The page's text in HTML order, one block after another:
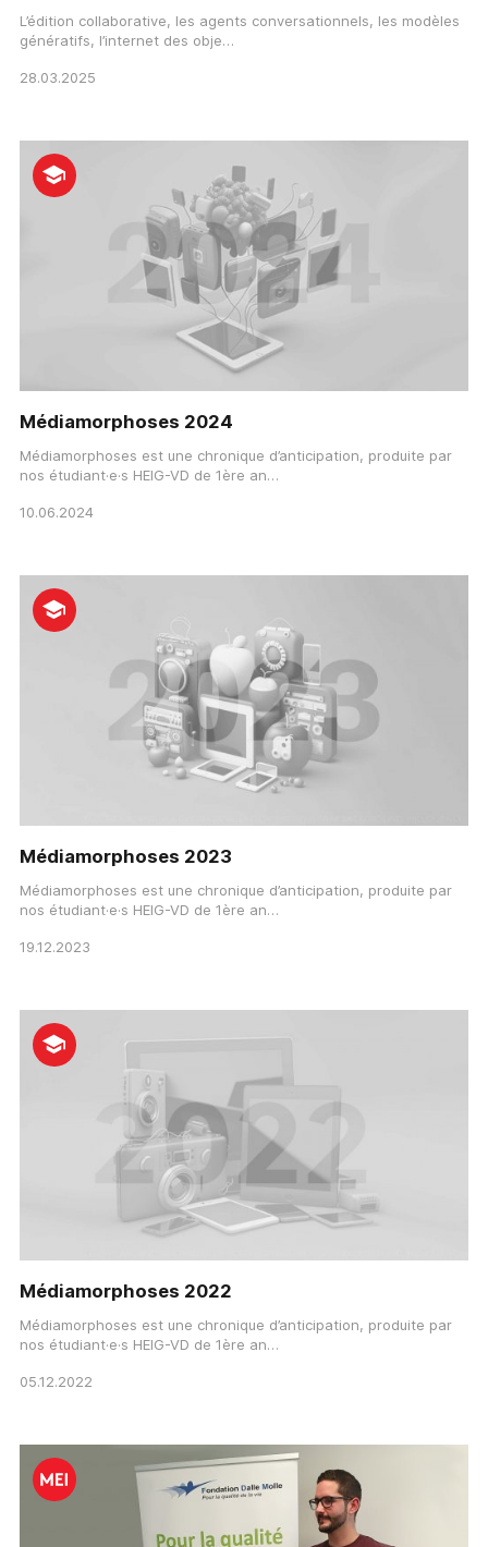
L’édition collaborative, les agents conversationnels, les modèles
génératifs, l’internet des obje…
28.03.2025
Médiamorphoses 2024
Médiamorphoses est une chronique d’anticipation, produite par
nos étudiant·e·s HEIG-VD de 1ère an…
10.06.2024
Médiamorphoses 2023
Médiamorphoses est une chronique d’anticipation, produite par
nos étudiant·e·s HEIG-VD de 1ère an…
19.12.2023
Médiamorphoses 2022
Médiamorphoses est une chronique d’anticipation, produite par
nos étudiant·e·s HEIG-VD de 1ère an…
05.12.2022